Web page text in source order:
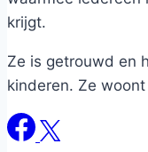
krijgt.
Ze is getrouwd en
kinderen. Ze